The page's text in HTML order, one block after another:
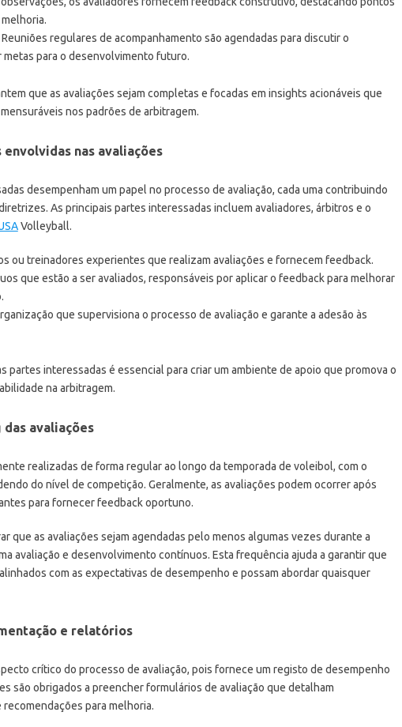
regulares de acompanhamento são agendadas para discutir o
para o desenvolvimento futuro.
que as avaliações sejam completas e focadas em insights acionáveis que
nos padrões de arbitragem.
nas avaliações
desempenham um papel no processo de avaliação, cada uma contribuindo
As principais partes interessadas incluem avaliadores, árbitros e o
Volleyball.
ou treinadores experientes que realizam avaliações e fornecem feedback.
que estão a ser avaliados, responsáveis por aplicar o feedback para melhorar
que supervisiona o processo de avaliação e garante a adesão às
partes interessadas é essencial para criar um ambiente de apoio que promova o
na arbitragem.
avaliações
realizadas de forma regular ao longo da temporada de voleibol, com o
do nível de competição. Geralmente, as avaliações podem ocorrer após
para fornecer feedback oportuno.
que as avaliações sejam agendadas pelo menos algumas vezes durante a
avaliação e desenvolvimento contínuos. Esta frequência ajuda a garantir que
com as expectativas de desempenho e possam abordar quaisquer
e relatórios
crítico do processo de avaliação, pois fornece um registo de desempenho
são obrigados a preencher formulários de avaliação que detalham
para melhoria.